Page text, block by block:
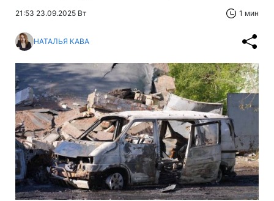
21:53 23.09.2025 Вт 1 мин
НАТАЛЬЯ КАВА